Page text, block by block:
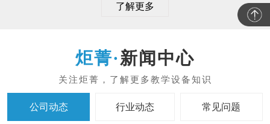
了解更多
新闻中心
公司动态 行业动态 常见问题